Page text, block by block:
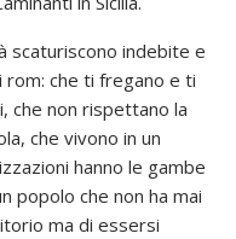
scaturiscono indebite e
rom: che ti fregano e ti
che non rispettano la
che vivono in un
hanno le gambe
popolo che non ha mai
ma di essersi